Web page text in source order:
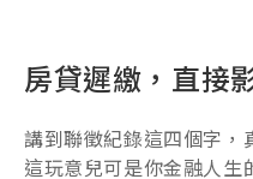
房貸遲繳，直接
講到聯徵紀錄這四個字，
這玩意兒可是你金融人生